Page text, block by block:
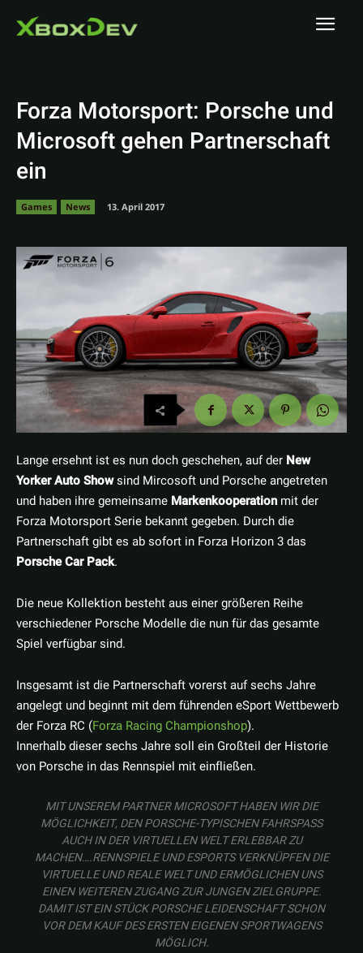
Forza Motorsport: Porsche und
Microsoft gehen Partnerschaft
ein
Games News 13. April 2017
Lange ersehnt ist es nun doch geschehen, auf der New
Yorker Auto Showsind Mircosoft und Porsche angetreten
und haben ihre gemeinsame Markenkooperation mit der
Forza Motorsport Serie bekannt gegeben. Durch die
Partnerschaft gibt es ab sofort in Forza Horizon 3 das
Porsche Car Pack.
Die neue Kollektion besteht aus einer größeren Reihe
verschiedener Porsche Modelle die nun für das gesamte
Spiel verfügbar sind.
Insgesamt ist die Partnerschaft vorerst auf sechs Jahre
angelegt und beginnt mit dem führenden eSport Wettbewerb
der Forza RC (Forza Racing Championshop).
Innerhalb dieser sechs Jahre soll ein Großteil der Historie
von Porsche in das Rennspiel mit einfließen.
MIT UNSEREM PARTNER MICROSOFT HABEN WIR DIE
MÖGLICHKEIT, DEN PORSCHE-TYPISCHEN FAHRSPASS A
UCH IN DER VIRTUELLEN WELT ERLEBBAR ZU M
ACHEN….RENNSPIELE UND ESPORTS VERKNÜPFEN DIE V
IRTUELLE UND REALE WELT UND ERMÖGLICHEN UNS E
INEN WEITEREN ZUGANG ZUR JUNGEN ZIELGRUPPE. D
AMIT IST EIN STÜCK PORSCHE LEIDENSCHAFT SCHON V
OR DEM KAUF DES ERSTEN EIGENEN SPORTWAGENS M
ÖGLICH.